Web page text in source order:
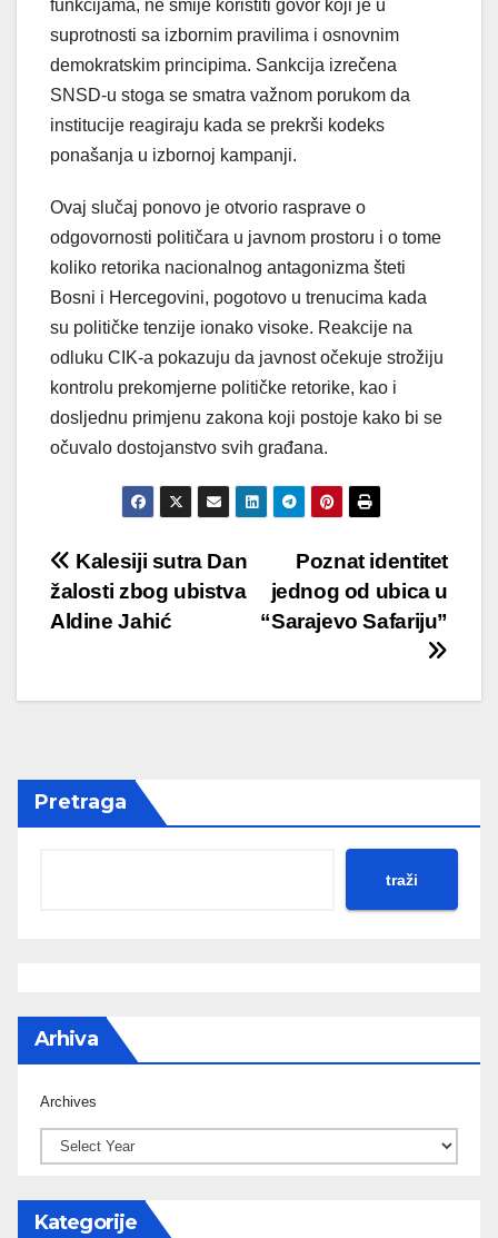
funkcijama, ne smije koristiti govor koji je u
suprotnosti sa izbornim pravilima i osnovnim
demokratskim principima. Sankcija izrečena
SNSD-u stoga se smatra važnom porukom da
institucije reagiraju kada se prekrši kodeks
ponašanja u izbornoj kampanji.
Ovaj slučaj ponovo je otvorio rasprave o
odgovornosti političara u javnom prostoru i o tome
koliko retorika nacionalnog antagonizma šteti
Bosni i Hercegovini, pogotovo u trenucima kada
su političke tenzije ionako visoke. Reakcije na
odluku CIK-a pokazuju da javnost očekuje strožiju
kontrolu prekomjerne političke retorike, kao i
dosljednu primjenu zakona koji postoje kako bi se
očuvalo dostojanstvo svih građana.
Post
navigation
Poznat identitet
jednog od ubica u
“Sarajevo Safariju”
Kalesiji sutra Dan
žalosti zbog ubistva
Aldine Jahić
Pretraga
traži
Arhiva
Archives
Kategorije